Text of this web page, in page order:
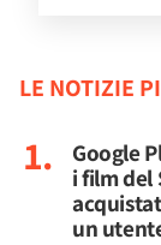
LE NOTIZIE
Google
i film del
un